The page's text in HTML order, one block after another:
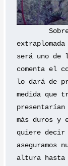
será uno de
comenta el
lo dará de
medida que
más duros y
quiere
aseguramos
altura hasta